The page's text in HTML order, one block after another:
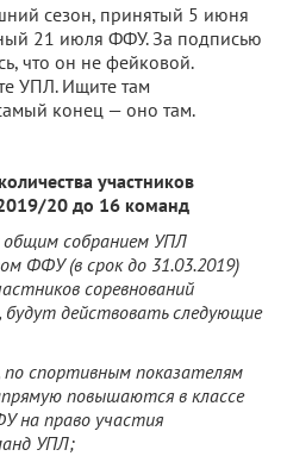
сезон, принятый 5 июня
21 июля ФФУ. За подписью
что он не фейковой.
УПЛ. Ищите там
конец — оно там.
участников
20 до 16 команд
общим собранием УПЛ
ФФУ (в срок до 31.03.2019)
соревнований
будут действовать следующие
спортивным показателям
повышаются в классе
на право участия
УПЛ;